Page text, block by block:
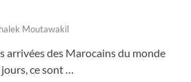
Moutawakil
arrivées des Marocains du monde
ce sont …